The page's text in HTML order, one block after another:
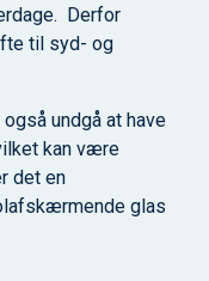
Derfor
til syd- og
undgå at have
kan være
det en
glas